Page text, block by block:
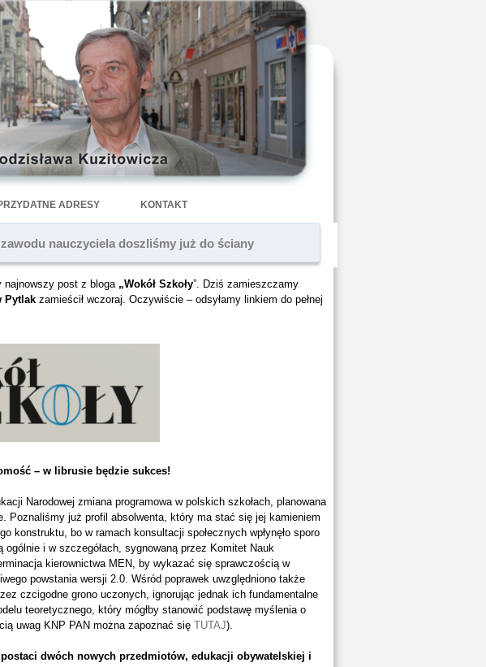
ADRESY KONTAKT
nauczyciela doszliśmy już do ściany
najnowszy post z bloga „Wokół Szkoły”. Dziś zamieszczamy
Pytlakzamieścił wczoraj. Oczywiście – odsyłamy linkiem do pełnej
– w librusie będzie sukces!
Narodowej zmiana programowa w polskich szkołach, planowana
Poznaliśmy już profil absolwenta, który ma stać się jej kamieniem
konstruktu, bo w ramach konsultacji społecznych wpłynęło sporo
i w szczegółach, sygnowaną przez Komitet Nauk
kierownictwa MEN, by wykazać się sprawczością w
powstania wersji 2.0. Wśród poprawek uwzględniono także
czcigodne grono uczonych, ignorując jednak ich fundamentalne
teoretycznego, który mógłby stanowić podstawę myślenia o
uwag KNP PAN można zapoznać sięTUTAJ).
dwóch nowych przedmiotów, edukacji obywatelskiej i